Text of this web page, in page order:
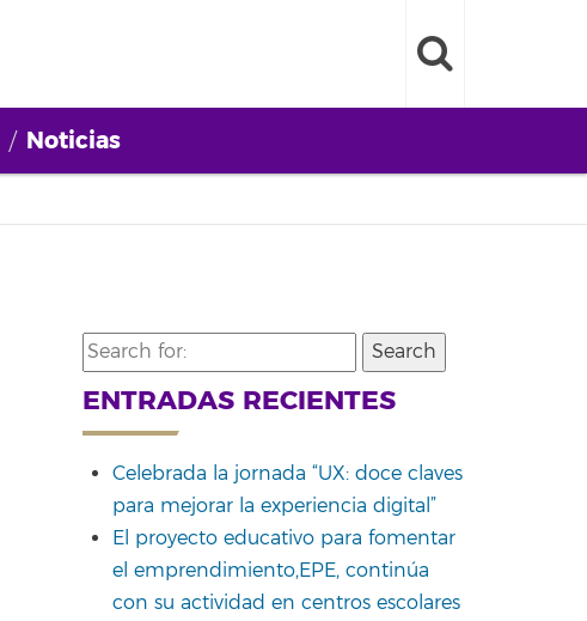
Noticias
Search
for:
ENTRADAS RECIENTES
Celebrada la jornada “UX: doce claves
para mejorar la experiencia digital”
El proyecto educativo para fomentar
el emprendimiento,EPE, continúa
con su actividad en centros escolares